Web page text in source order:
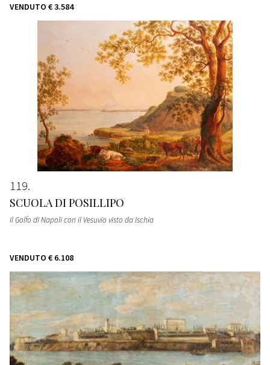
VENDUTO € 3.584
119
SCUOLA DI POSILLIPO
Il Golfo di Napoli con il Vesuvio visto da Ischia
VENDUTO € 6.108